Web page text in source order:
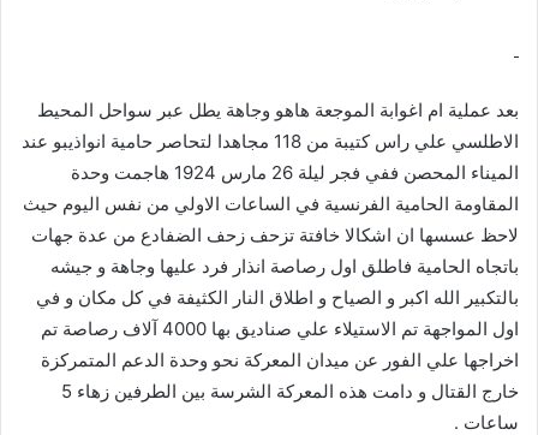
بعد عملية ام اغوابة الموجعة هاهو وجاهة يطل عبر سواحل المحيط
الاطلسي علي راس كتيبة من 118 مجاهدا لتحاصر حامية انواذيبو عند
الميناء المحصن ففي فجر ليلة 26 مارس 1924 هاجمت وحدة
المقاومة الحامية الفرنسية في الساعات الاولي من نفس اليوم حيث
لاحظ عسسها ان اشكالا خافتة تزحف زحف الضفادع من عدة جهات
باتجاه الحامية فاطلق اول رصاصة انذار فرد عليها وجاهة و جيشه
بالتكبير الله اكبر و الصياح و اطلاق النار الكثيفة في كل مكان و في
اول المواجهة تم الاستيلاء علي صناديق بها 4000 آلاف رصاصة تم
اخراجها علي الفور عن ميدان المعركة نحو وحدة الدعم المتمركزة
خارج القتال و دامت هذه المعركة الشرسة بين الطرفين زهاء 5
ساعات .